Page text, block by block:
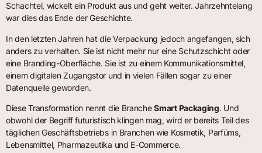
Schachtel, wickelt ein Produkt aus und geht weiter. Jahrzehntelang
war dies das Ende der Geschichte.
In den letzten Jahren hat die Verpackung jedoch angefangen, sich
anders zu verhalten. Sie ist nicht mehr nur eine Schutzschicht oder
eine Branding-Oberfläche. Sie ist zu einem Kommunikationsmittel,
einem digitalen Zugangstor und in vielen Fällen sogar zu einer
Datenquelle geworden.
Diese Transformation nennt die BrancheSmart Packaging. Und
obwohl der Begriff futuristisch klingen mag, wird er bereits Teil des
täglichen Geschäftsbetriebs in Branchen wie Kosmetik, Parfüms,
Lebensmittel, Pharmazeutika und E-Commerce.